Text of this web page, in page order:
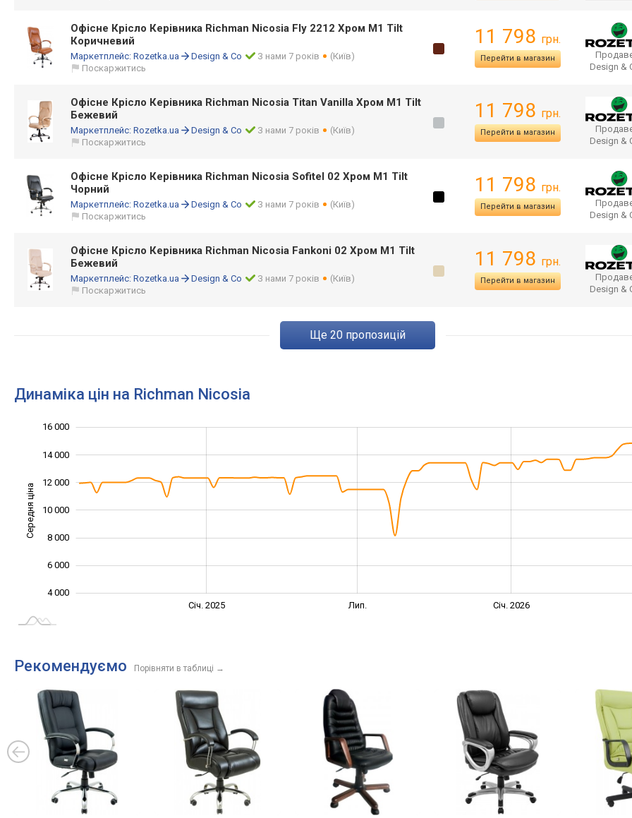
Офісне Крісло Керівника Richman Nicosia Fly 2212 Хром М1 Tilt
Коричневий
Маркетплейс: Rozetka.ua Design & Co З нами 7 років
(Київ)
Поскаржитись
11 798 грн.
Перейти в магазин
Design &
Офісне Крісло Керівника Richman Nicosia Titan Vanilla Хром М1 Tilt
Бежевий
Маркетплейс: Rozetka.ua Design & Co З нами 7 років
(Київ)
Поскаржитись
11 798 грн.
Перейти в магазин
Design &
Офісне Крісло Керівника Richman Nicosia Sofitel 02 Хром М1 Tilt
Чорний
Маркетплейс: Rozetka.ua Design & Co З нами 7 років
(Київ)
Поскаржитись
11 798 грн.
Перейти в магазин
Design &
Офісне Крісло Керівника Richman Nicosia Fankoni 02 Хром М1 Tilt
Бежевий
Маркетплейс: Rozetka.ua Design & Co З нами 7 років
(Київ)
Поскаржитись
11 798 грн.
Перейти в магазин
Design &
ще 20 пропозицій
Динаміка цін на Richman Nicosia
Середня ціна 10 000
4 000
6 000
8 000
10 000
12 000
14 000
16 000
Січ. 2025 Лип. Січ. 2026
Рекомендуємо Порівняти в таблиці →